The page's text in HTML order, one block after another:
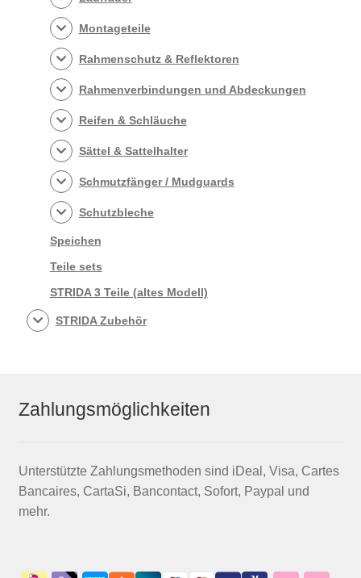
Montageteile
Rahmenschutz & Reflektoren
Rahmenverbindungen und Abdeckungen
Reifen & Schläuche
Sättel & Sattelhalter
Schmutzfänger / Mudguards
Schutzbleche
Speichen
Teile sets
STRIDA 3 Teile (altes Modell)
STRIDA Zubehör
Zahlungsmöglichkeiten
Unterstützte Zahlungsmethoden sind iDeal, Visa, Cartes
Bancaires, CartaSi, Bancontact, Sofort, Paypal und
mehr.